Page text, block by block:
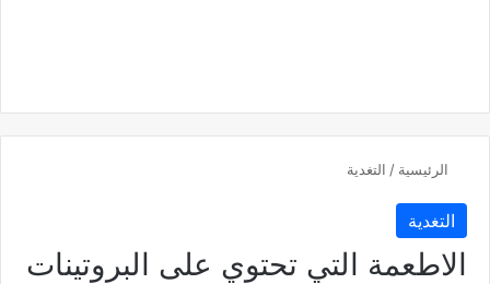
الرئيسية / التغدية
التغدية
الاطعمة التي تحتوي على البروتينات